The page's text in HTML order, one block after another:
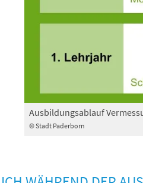
© Stadt Paderborn
Ausbildungsablauf